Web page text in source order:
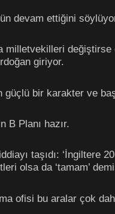
devam ettiğini
milletvekilleri
giriyor.
bir karakter ve
B Planı hazır.
taşıdı: ‘İngiltere
olsa da ‘tamam’
ofisi bu aralar çok